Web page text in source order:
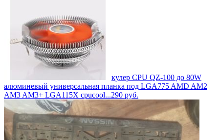
кулер CPU QZ-100 до 80W
алюминевый универсальная планка под LGA775 AMD AM2
AM3 AM3+ LGA115X cpucool...290 руб.